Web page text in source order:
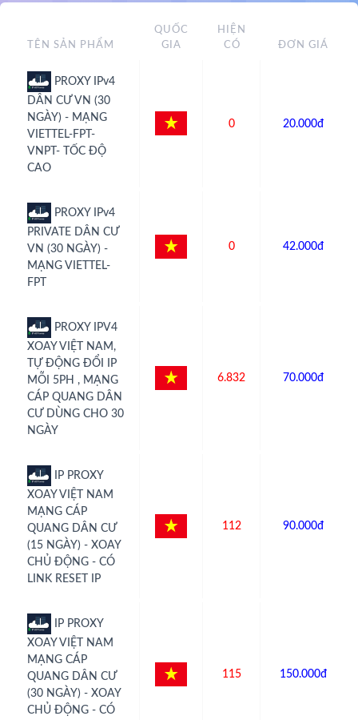
TÊN SẢN PHẨM
QUỐC
GIA
HIỆN
CÓ
ĐƠN GIÁ
PROXY IPv4
DÂN CƯ VN (30
NGÀY) - MẠNG
VIETTEL-FPT-
VNPT- TỐC ĐỘ
CAO
0 20.000đ
PROXY IPv4
PRIVATE DÂN CƯ
VN (30 NGÀY) -
MẠNG VIETTEL-
FPT
0 42.000đ
PROXY IPV4
XOAY VIỆT NAM,
TỰ ĐỘNG ĐỔI IP
MỖI 5PH , MẠNG
CÁP QUANG DÂN
CƯ DÙNG CHO 30
NGÀY
6.832 70.000đ
IP PROXY
XOAY VIỆT NAM
MẠNG CÁP
QUANG DÂN CƯ
(15 NGÀY) - XOAY
CHỦ ĐỘNG - CÓ
LINK RESET IP
112 90.000đ
IP PROXY
XOAY VIỆT NAM
MẠNG CÁP
QUANG DÂN CƯ
(30 NGÀY) - XOAY
CHỦ ĐỘNG - CÓ
115 150.000đ